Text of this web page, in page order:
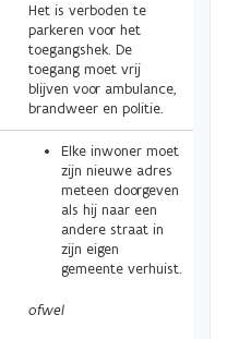
Het is verboden te
parkeren voor het
toegangshek. De
toegang moet vrij
blijven voor ambulance,
brandweer en politie.
Elke inwoner moet
zijn nieuwe adres
meteen doorgeven
als hij naar een
andere straat in
zijn eigen
gemeente verhuist.
ofwel